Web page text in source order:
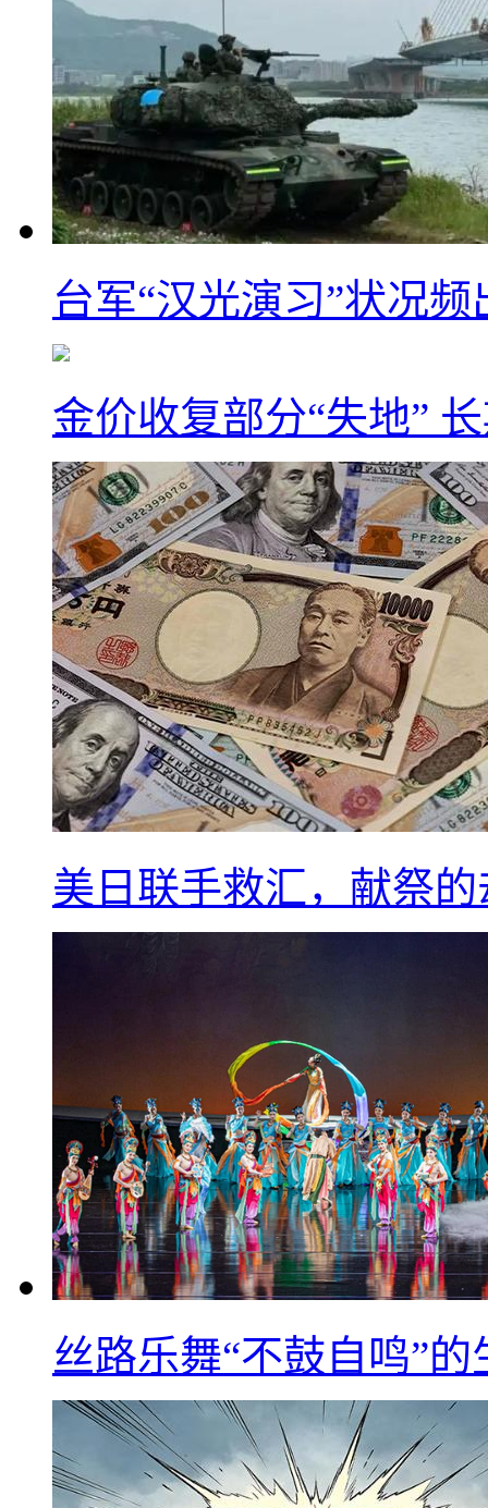
台军“汉光演习”状况
金价收复部分“失地”
美日联手救汇，献祭
丝路乐舞“不鼓自鸣”